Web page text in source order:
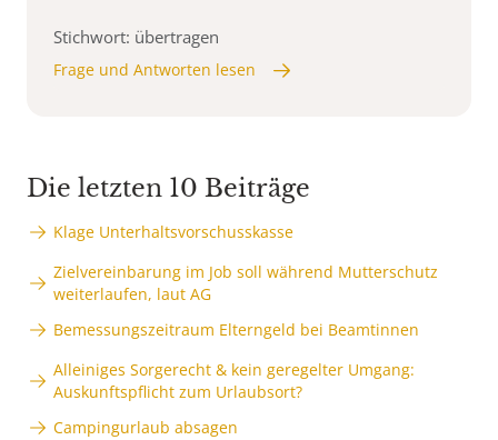
Stichwort: übertragen
Frage und Antworten lesen
Die letzten 10 Beiträge
Klage Unterhaltsvorschusskasse
Zielvereinbarung im Job soll während Mutterschutz
weiterlaufen, laut AG
Bemessungszeitraum Elterngeld bei Beamtinnen
Alleiniges Sorgerecht & kein geregelter Umgang:
Auskunftspflicht zum Urlaubsort?
Campingurlaub absagen